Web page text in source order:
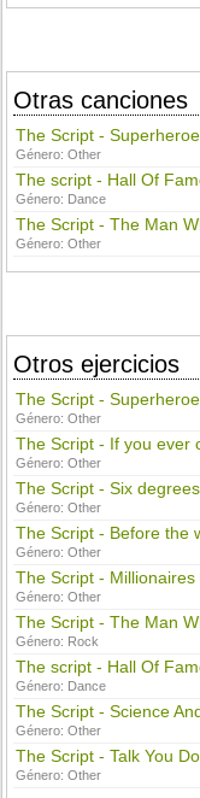
Otras canciones
The Script -
Género:Other
The script - Hall Of
Género: Dance
The Script - The Man
Género:Other
Otros ejercicios
The Script -
Género:Other
The Script - If you ever
Género:Other
The Script - Six
Género:Other
The Script - Before the
Género:Other
The Script - Millionaires
Género:Other
The Script - The Man
Género: Rock
The script - Hall Of
Género: Dance
The Script - Science
Género:Other
The Script - Talk You
Género:Other